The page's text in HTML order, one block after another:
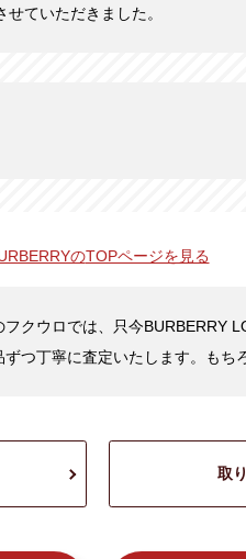
ていただきました。
のTOPページを見る
クウロでは、只今BURBERRY
つ丁寧に査定いたします。もち
取